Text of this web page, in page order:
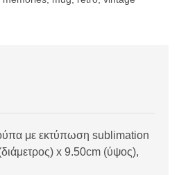
με εκτύπωση sublimation
x 9.50cm (ύψος),